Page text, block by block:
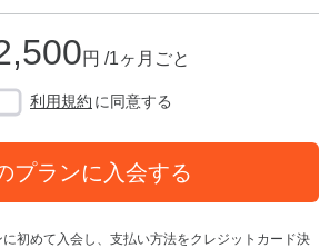
円 /1ヶ月ごと
利用規約 に同意する
プランに入会する
初めて入会し、支払い方法をクレジットカード決